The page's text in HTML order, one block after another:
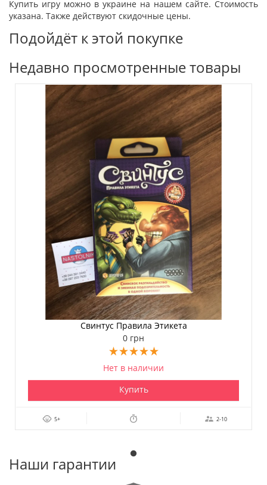
Купить игру можно в украине на нашем сайте. Стоимость
указана. Также действуют скидочные цены.
Подойдёт к этой покупке
Недавно просмотренные товары
Свинтус Правила Этикета
0 грн
Нет в наличии
Купить
5+ 2-10
Наши гарантии